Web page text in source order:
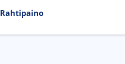
Rahtipaino